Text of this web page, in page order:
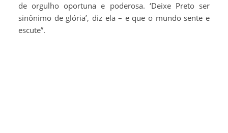
de orgulho oportuna e poderosa. ‘Deixe Preto ser
sinônimo de glória’, diz ela – e que o mundo sente e
escute”.